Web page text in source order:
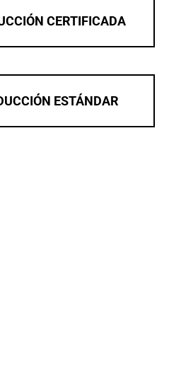
CERTIFICADA
ESTÁNDAR